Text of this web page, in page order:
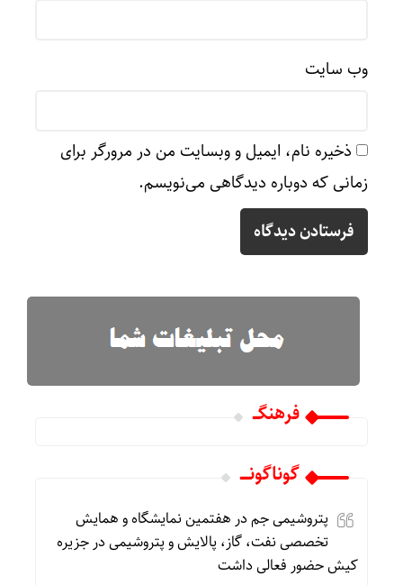
وب‌ سایت
ذخیره نام، ایمیل و وبسایت من در مرورگر برای
زمانی که دوباره دیدگاهی می‌نویسم.
فرهنگـــ
گوناگونـــــ
پتروشیمی جم در هفتمین نمایشگاه و همایش
تخصصی نفت، گاز، پالایش و پتروشیمی در جزیره
کیش حضور فعالی داشت